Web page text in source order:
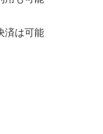
済は可能